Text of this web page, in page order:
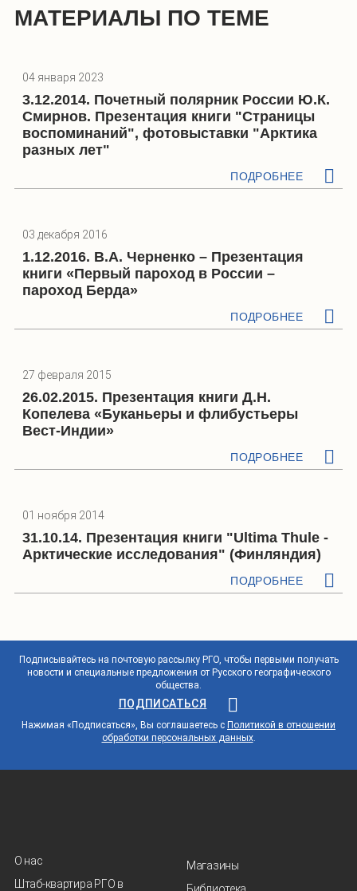
МАТЕРИАЛЫ ПО ТЕМЕ
04 января 2023
3.12.2014. Почетный полярник России Ю.К.
Смирнов. Презентация книги "Страницы
воспоминаний", фотовыставки "Арктика
разных лет"
ПОДРОБНЕЕ
03 декабря 2016
1.12.2016. В.А. Черненко – Презентация
книги «Первый пароход в России –
пароход Берда»
ПОДРОБНЕЕ
27 февраля 2015
26.02.2015. Презентация книги Д.Н.
Копелева «Буканьеры и флибустьеры
Вест-Индии»
ПОДРОБНЕЕ
01 ноября 2014
31.10.14. Презентация книги "Ultima Thule -
Арктические исследования" (Финляндия)
ПОДРОБНЕЕ
Подписывайтесь на почтовую рассылку РГО, чтобы первыми получать
новости и специальные предложения от Русского географического
общества.
ПОДПИСАТЬСЯ
Нажимая «Подписаться», Вы соглашаетесь с Политикой в отношении
обработки персональных данных.
О нас
Штаб-квартира РГО в
Магазины